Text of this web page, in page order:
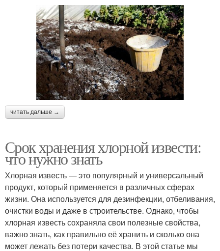
читать дальше →
Срок хранения хлорной извести:
что нужно знать
Хлорная известь — это популярный и универсальный
продукт, который применяется в различных сферах
жизни. Она используется для дезинфекции, отбеливания,
очистки воды и даже в строительстве. Однако, чтобы
хлорная известь сохраняла свои полезные свойства,
важно знать, как правильно её хранить и сколько она
может лежать без потери качества. В этой статье мы